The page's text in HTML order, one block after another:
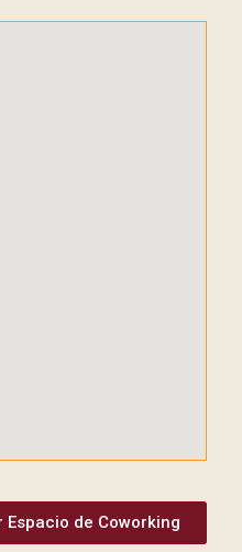
Espacio de Coworking